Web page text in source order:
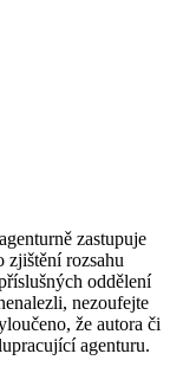
zastupuje
zjištění rozsahu
oddělení
nezoufejte
že autora či
agenturu.